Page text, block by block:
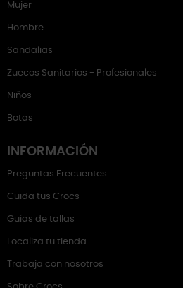
Mujer
Hombre
Sandalias
Zuecos Sanitarios - Profesionales
Niños
Botas
INFORMACIÓN
Preguntas Frecuentes
Cuida tus Crocs
Guías de tallas
Localiza tu tienda
Trabaja con nosotros